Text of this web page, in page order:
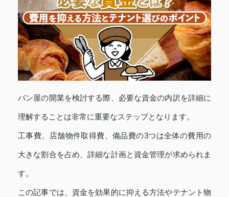
パン屋の開業を検討する際、必要な資金の内訳を詳細に
理解することは非常に重要なステップとなります。
工事費、店舗物件取得費、備品費の3つは全体の費用の
大きな割合を占め、詳細な計画と資金管理が求められま
す。
この記事では、資金を効果的に抑える方法やテナント物